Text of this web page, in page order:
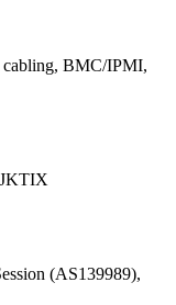
cabling, BMC/IPMI,
(AS139989),